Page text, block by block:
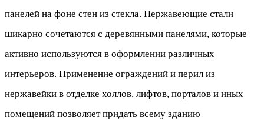
панелей на фоне стен из стекла. Нержавеющие стали
шикарно сочетаются с деревянными панелями, которые
активно используются в оформлении различных
интерьеров. Применение ограждений и перил из
нержавейки в отделке холлов, лифтов, порталов и иных
помещений позволяет придать всему зданию